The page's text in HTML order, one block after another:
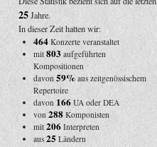
25Jahre.
In dieser Zeit hatten wir:
464Konzerte veranstaltet
mit 803aufgeführten
Kompositionen
davon 59%aus zeitgenössischem
Repertoire
davon 166UA oder DEA
von 288Komponisten
mit 206Interpreten
aus 25 Ländern